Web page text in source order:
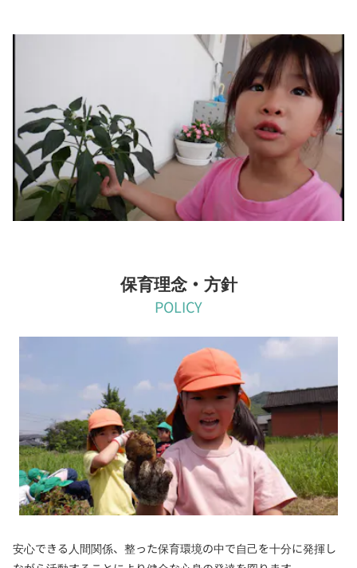
金魚、メダカ、カメや季節の虫や草花などを廊下やエントランス
に展示しており、子どもたちが観察しやすいようになっておりま
す。隣の畑でとれたものやお散歩のお土産を飾ることも多いで
す。
保育理念・方針
POLICY
安心できる人間関係、整った保育環境の中で自己を十分に発揮し